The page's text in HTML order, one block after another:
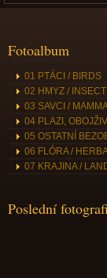
Fotoalbum
01 PTÁCI / BIRDS
02 HMYZ / INSECT
03 SAVCI /
04 PLAZI,
05 OSTATNÍ
06 FLÓRA /
07 KRAJINA /
Poslední